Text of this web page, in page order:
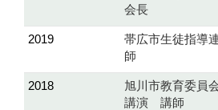
会長
2019
帯広市生徒指導
師
2018
旭川市教育委員
講演 講師